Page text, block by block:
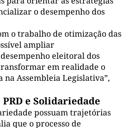
o desempenho dos
o trabalho de otimização das
ampliar
eleitoral dos
em realidade o
na Assembleia Legislativa”,
e Solidariedade
possuam trajetórias
que o processo de